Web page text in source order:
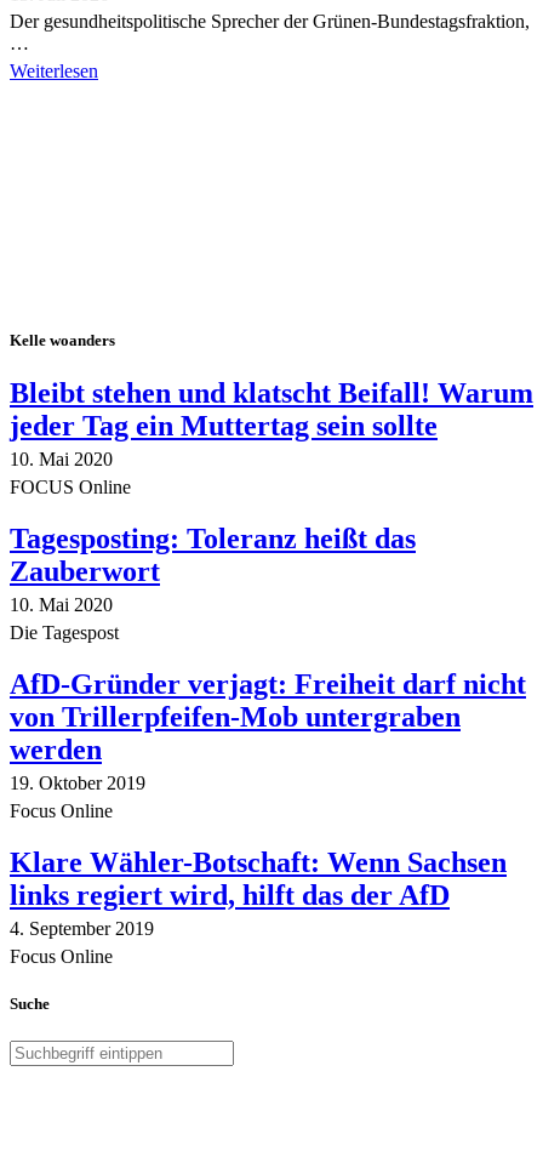
Der gesundheitspolitische Sprecher der Grünen-Bundestagsfraktion,
…
Weiterlesen
Kelle woanders
Bleibt stehen und klatscht Beifall! Warum
jeder Tag ein Muttertag sein sollte
10. Mai 2020
FOCUS Online
Tagesposting: Toleranz heißt das
Zauberwort
10. Mai 2020
Die Tagespost
AfD-Gründer verjagt: Freiheit darf nicht
von Trillerpfeifen-Mob untergraben
werden
19. Oktober 2019
Focus Online
Klare Wähler-Botschaft: Wenn Sachsen
links regiert wird, hilft das der AfD
4. September 2019
Focus Online
Suche